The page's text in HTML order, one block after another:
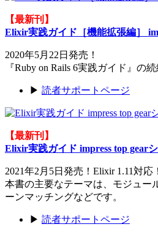
【最新刊】
Elixir実践ガイド［機能拡張編］
2020年5月22日発売！
『Ruby on Rails 6実践ガイド』の続
▶ 読者サポートページ
【最新刊】
Elixir実践ガイド impress top gear
2021年2月5日発売！Elixir 1.11対応！
本書の主要なテーマは、モジュー
ーンマッチングなどです。
▶ 読者サポートページ